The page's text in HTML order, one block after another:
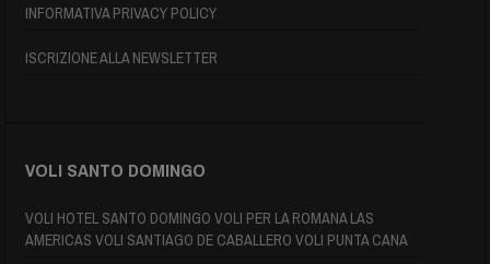
INFORMATIVA PRIVACY POLICY
ISCRIZIONE ALLA NEWSLETTER
VOLI SANTO DOMINGO
VOLI HOTEL SANTO DOMINGO VOLI PER LA ROMANA LAS
AMERICAS VOLI SANTIAGO DE CABALLERO VOLI PUNTA CANA